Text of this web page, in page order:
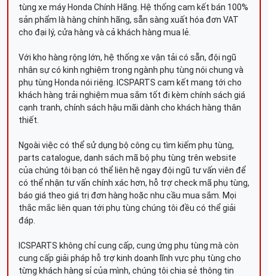
tùng xe máy Honda Chính Hãng. Hệ thống cam kết bán 100%
sản phẩm là hàng chính hãng, sẵn sàng xuất hóa đơn VAT
cho đại lý, cửa hàng và cả khách hàng mua lẻ.
Với kho hàng rộng lớn, hệ thống xe vận tải có sẵn, đội ngũ
nhân sự có kinh nghiệm trong ngành phụ tùng nói chung và
phụ tùng Honda nói riêng. ICSPARTS cam kết mang tới cho
khách hàng trải nghiệm mua sắm tốt đi kèm chính sách giá
cạnh tranh, chính sách hậu mãi dành cho khách hàng thân
thiết.
Ngoài việc có thể sử dụng bộ công cụ tìm kiếm phụ tùng,
parts catalogue, danh sách mã bộ phụ tùng trên website
của chúng tôi bạn có thể liên hệ ngay đội ngũ tư vấn viên để
có thể nhận tư vấn chính xác hơn, hỗ trợ check mã phụ tùng,
báo giá theo giá trị đơn hàng hoặc nhu cầu mua sắm. Mọi
thắc mắc liên quan tới phụ tùng chúng tôi đều có thể giải
đáp.
ICSPARTS không chỉ cung cấp, cung ứng phụ tùng mà còn
cung cấp giải pháp hỗ trợ kinh doanh lĩnh vực phụ tùng cho
từng khách hàng sỉ của mình, chúng tôi chia sẻ thông tin